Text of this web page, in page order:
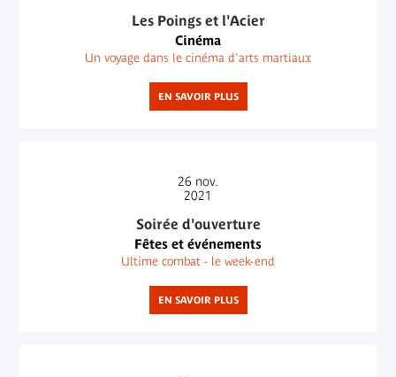
Les Poings et l'Acier
Cinéma
Un voyage dans le cinéma d'arts martiaux
EN SAVOIR PLUS
26 nov.
2021
Soirée d'ouverture
Fêtes et événements
Ultime combat - le week-end
EN SAVOIR PLUS